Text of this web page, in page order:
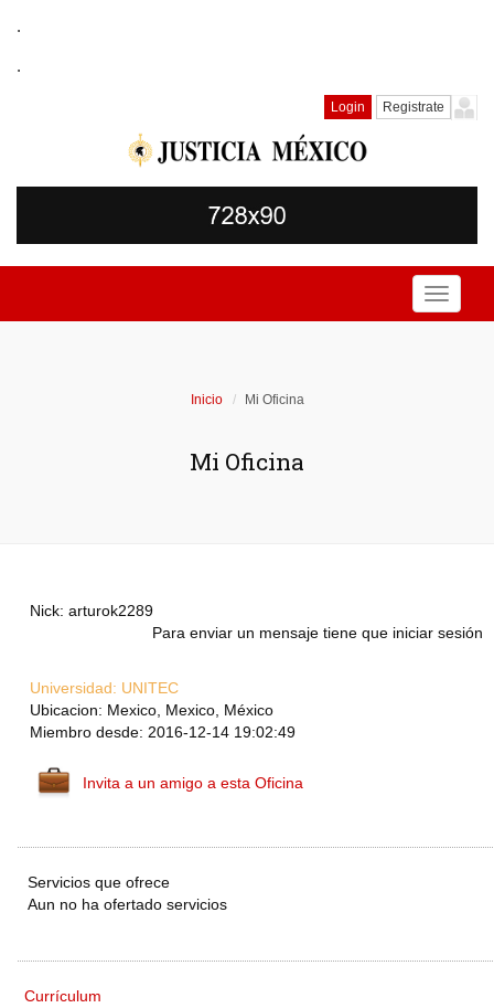
.
.
Login Registrate
Toggle
Inicio Mi Oficina
Mi Oficina
Nick: arturok2289
Para enviar un mensaje tiene que iniciar sesión
Universidad: UNITEC
Ubicacion: Mexico, Mexico, México
Miembro desde: 2016-12-14 19:02:49
Invita a un amigo a esta Oficina
Servicios que ofrece
Aun no ha ofertado servicios
Currículum